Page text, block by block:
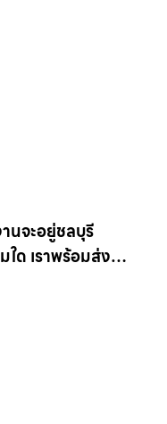
นจะอยู่ชลบุรี
ด เราพร้อมส่งรถ